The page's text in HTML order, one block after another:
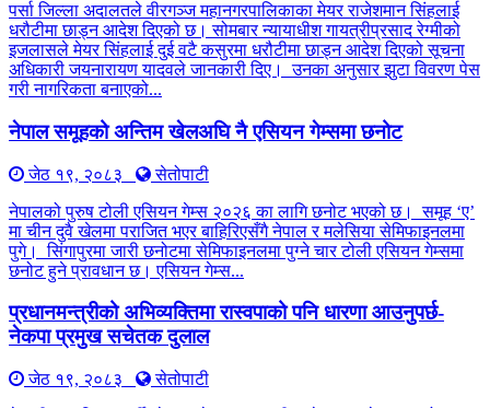
पर्सा जिल्ला अदालतले वीरगञ्ज महानगरपालिकाका मेयर राजेशमान सिंहलाई
धरौटीमा छाड्न आदेश दिएको छ। सोमबार न्यायाधीश गायत्रीप्रसाद रेग्मीको
इजलासले मेयर सिंहलाई दुई वटै कसुरमा धरौटीमा छाड्न आदेश दिएको सूचना
अधिकारी जयनारायण यादवले जानकारी दिए। उनका अनुसार झुटा विवरण पेस
गरी नागरिकता बनाएको...
नेपाल समूहको अन्तिम खेलअघि नै एसियन गेम्समा छनोट
जेठ १९, २०८३
सेतोपाटी
नेपालको पुरुष टोली एसियन गेम्स २०२६ का लागि छनोट भएको छ। समूह ‘ए’
मा चीन दुवै खेलमा पराजित भएर बाहिरिएसँगै नेपाल र मलेसिया सेमिफाइनलमा
पुगे। सिंगापुरमा जारी छनोटमा सेमिफाइनलमा पुग्ने चार टोली एसियन गेम्समा
छनोट हुने प्रावधान छ। एसियन गेम्स...
प्रधानमन्त्रीको अभिव्यक्तिमा रास्वपाको पनि धारणा आउनुपर्छ-
नेकपा प्रमुख सचेतक दुलाल
जेठ १९, २०८३
सेतोपाटी